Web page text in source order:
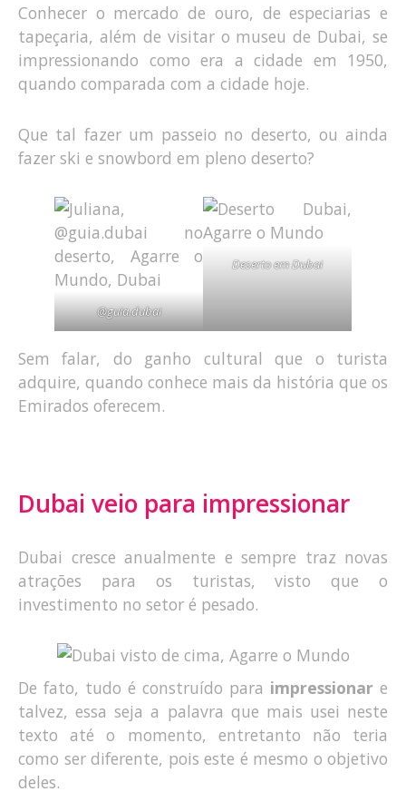
Conhecer o mercado de ouro, de especiarias e
tapeçaria, além de visitar o museu de Dubai, se
impressionando como era a cidade em 1950,
quando comparada com a cidade hoje.
Que tal fazer um passeio no deserto, ou ainda
fazer ski e snowbord em pleno deserto?
@guia.dubai
Deserto em Dubai
Sem falar, do ganho cultural que o turista
adquire, quando conhece mais da história que os
Emirados oferecem.
Dubai veio para impressionar
Dubai cresce anualmente e sempre traz novas
atrações para os turistas, visto que o
investimento no setor é pesado.
De fato, tudo é construído para impressionar e
talvez, essa seja a palavra que mais usei neste
texto até o momento, entretanto não teria
como ser diferente, pois este é mesmo o objetivo
deles.